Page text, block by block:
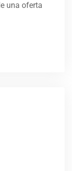
una oferta